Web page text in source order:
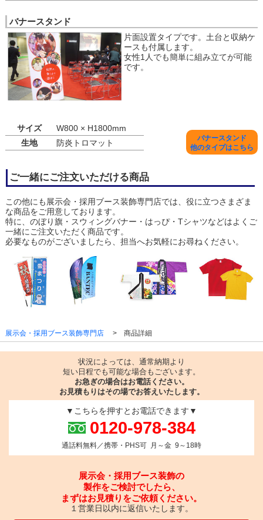
バナースタンド
片面設置タイプです。土台と収納ケ
ースも付属します。
女性1人でも簡単に組み立てが可能
です。
サイズ
W800 × H1800mm
生地
防炎トロマット
バナースタンド
他のタイプはこちら
ご一緒にご注文いただける商品
この他にも展示会・採用ブース装飾専門店では、役に立つさまざま
な商品をご用意しております。
特に、のぼり旗・スウィングバナー・はっぴ・Tシャツなどはよくご
一緒にご注文いただく商品です。
必要なものがございましたら、担当へお気軽にお尋ねください。
展示会・採用ブース装飾専門店 商品詳細
状況によっては、通常納期より
短い日程でも可能な場合もございます。
お急ぎの場合はお電話ください。
お見積もりはその場でお答えいたします。
▼こちらを押すとお電話できます▼
0120-978-384
通話料無料／携帯・PHS可 月～金 9～18時
展示会・採用ブース装飾の
製作をご検討でしたら、
まずはお見積りをご依頼ください。
１営業日以内に返信いたします。